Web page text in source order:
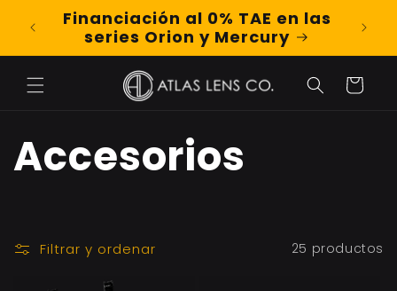
directamente
al contenido
Financiación al 0% TAE en las
series Orion y Mercury
Carrito
C
l
Accesorios
Filtrar y ordenar 25 productos